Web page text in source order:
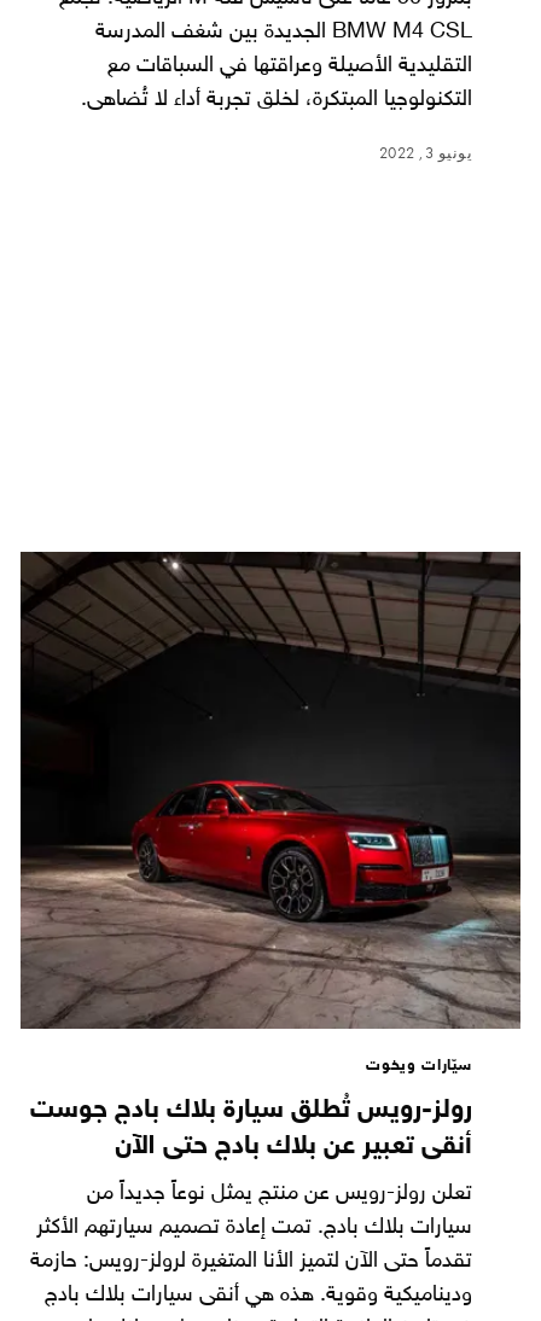
BMW M4 CSL الجديدة بين شغف المدرسة
التقليدية الأصيلة وعراقتها في السباقات مع
التكنولوجيا المبتكرة، لخلق تجربة أداء لا تُضاهى.
يونيو 3, 2022
سيّارات ويخوت
رولز-رويس تُطلق سيارة بلاك بادج جوست
أنقى تعبير عن بلاك بادج حتى الآن
تعلن رولز-رويس عن منتج يمثل نوعاً جديداً من
سيارات بلاك بادج. تمت إعادة تصميم سيارتهم الأكثر
تقدماً حتى الآن لتميز الأنا المتغيرة لرولز-رويس: حازمة
وديناميكية وقوية. هذه هي أنقى سيارات بلاك بادج